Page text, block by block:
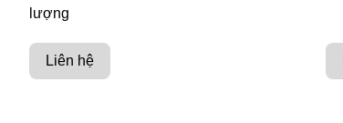
lượng
Liên hệ